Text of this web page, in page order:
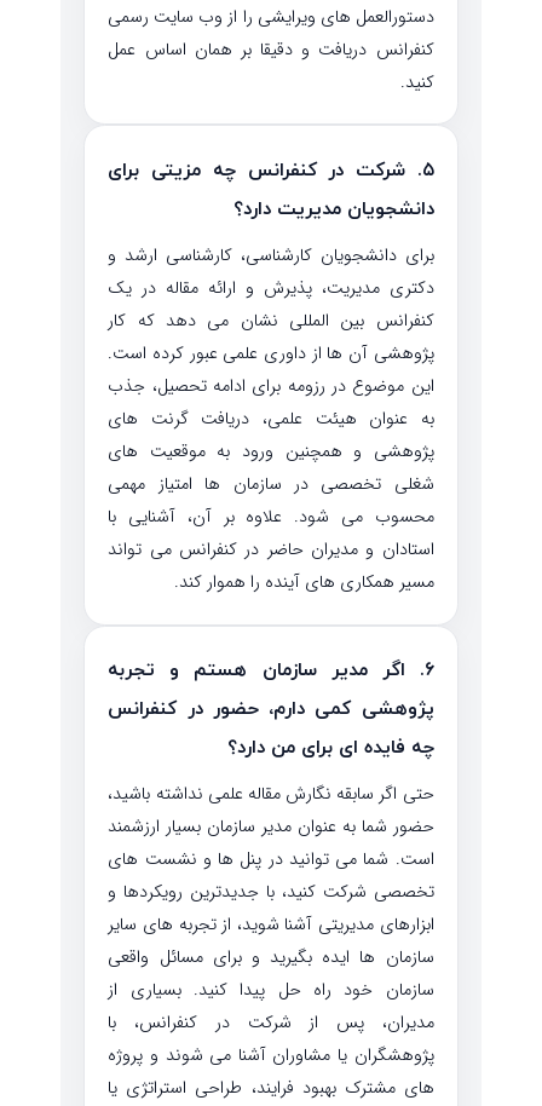
دستورالعمل های ویرایشی را از وب سایت رسمی
کنفرانس دریافت و دقیقا بر همان اساس عمل
کنید.
۵. شرکت در کنفرانس چه مزیتی برای
دانشجویان مدیریت دارد؟
برای دانشجویان کارشناسی، کارشناسی ارشد و
دکتری مدیریت، پذیرش و ارائه مقاله در یک
کنفرانس بین المللی نشان می دهد که کار
پژوهشی آن ها از داوری علمی عبور کرده است.
این موضوع در رزومه برای ادامه تحصیل، جذب
به عنوان هیئت علمی، دریافت گرنت های
پژوهشی و همچنین ورود به موقعیت های
شغلی تخصصی در سازمان ها امتیاز مهمی
محسوب می شود. علاوه بر آن، آشنایی با
استادان و مدیران حاضر در کنفرانس می تواند
مسیر همکاری های آینده را هموار کند.
۶. اگر مدیر سازمان هستم و تجربه
پژوهشی کمی دارم، حضور در کنفرانس
چه فایده ای برای من دارد؟
حتی اگر سابقه نگارش مقاله علمی نداشته باشید،
حضور شما به عنوان مدیر سازمان بسیار ارزشمند
است. شما می توانید در پنل ها و نشست های
تخصصی شرکت کنید، با جدیدترین رویکردها و
ابزارهای مدیریتی آشنا شوید، از تجربه های سایر
سازمان ها ایده بگیرید و برای مسائل واقعی
سازمان خود راه حل پیدا کنید. بسیاری از
مدیران، پس از شرکت در کنفرانس، با
پژوهشگران یا مشاوران آشنا می شوند و پروژه
های مشترک بهبود فرایند، طراحی استراتژی یا